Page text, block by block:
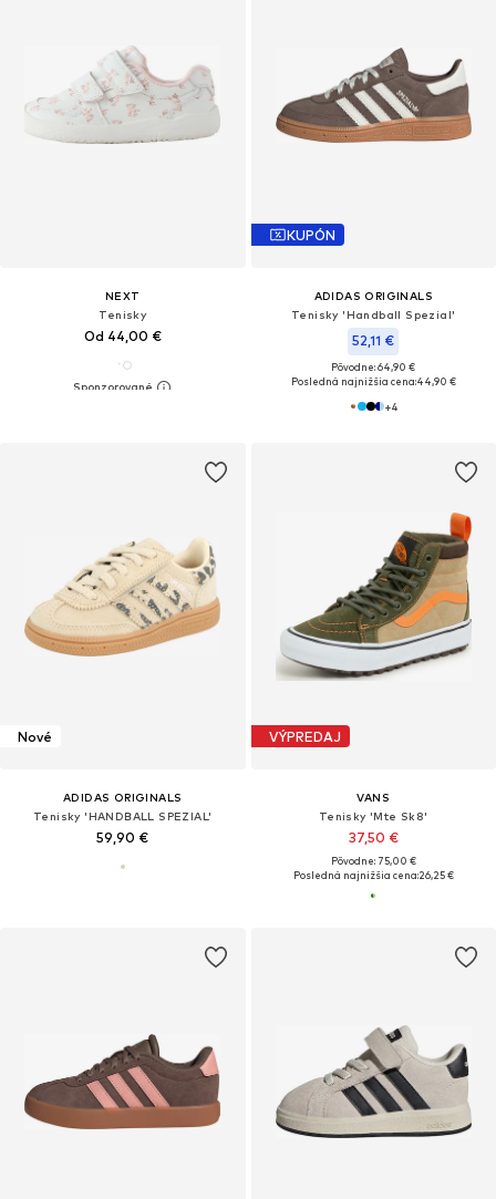
NEXT
Tenisky
Od 44,00 €
KUPÓN
ADIDAS ORIGINALS
Tenisky 'Handball Spezial'
52,11 €
Pôvodne: 64,90 €
Posledná najnižšia cena:44,90 €
+4
Nové
ADIDAS ORIGINALS
Tenisky 'HANDBALL SPEZIAL'
59,90 €
VÝPREDAJ
VANS
Tenisky 'Mte Sk8'
37,50 €
Pôvodne: 75,00 €
Posledná najnižšia cena:26,25 €